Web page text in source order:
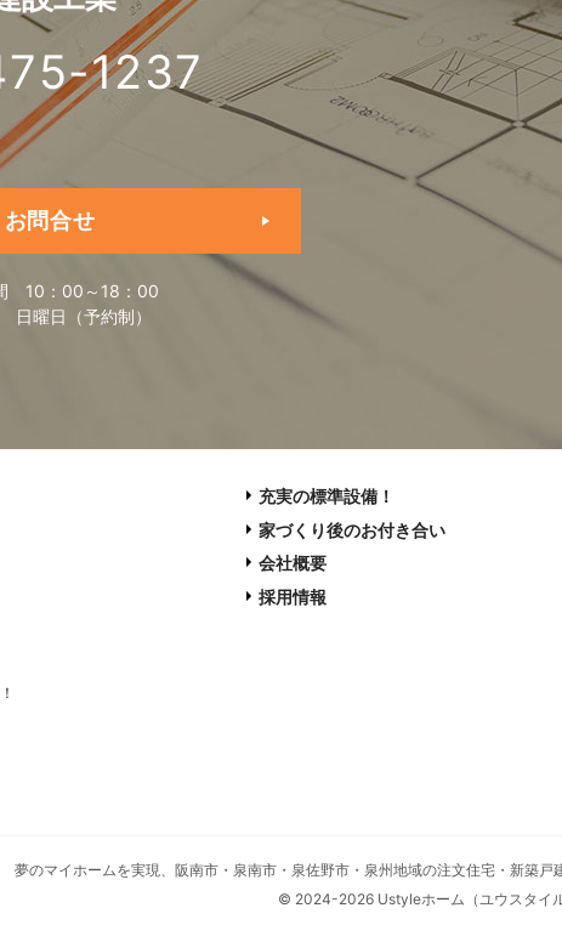
1237
お問合せ
10：00～18：00
日曜日（予約制）
充実の標準設備！
家づくり後のお付き合い
会社概要
採用情報
© 2024-2026 Ustyleホーム（ユウスタイル
夢のマイホームを実現、 阪南市・泉南市・泉佐野市・泉州地域の注文住宅・新築